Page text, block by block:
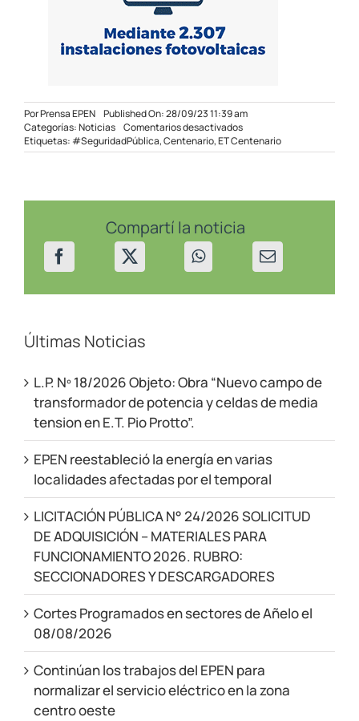
PorPrensa EPEN Published On: 28/09/23 11:39 am
Categorías:Noticias Comentarios desactivadosen
Se
continúa
eléctrico
en
Centenario
Etiquetas: #SeguridadPública,Centenario,ET Centenario
Compartí la noticia
Últimas Noticias
L.P. Nº 18/2026 Objeto: Obra “Nuevo campo de
transformador de potencia y celdas de media
tension en E.T. Pio Protto”.
EPEN reestableció la energía en varias
localidades afectadas por el temporal
LICITACIÓN PÚBLICA N° 24/2026 SOLICITUD
DE ADQUISICIÓN – MATERIALES PARA
FUNCIONAMIENTO 2026. RUBRO:
SECCIONADORES Y DESCARGADORES
Cortes Programados en sectores de Añelo el
08/08/2026
Continúan los trabajos del EPEN para
normalizar el servicio eléctrico en la zona
centro oeste